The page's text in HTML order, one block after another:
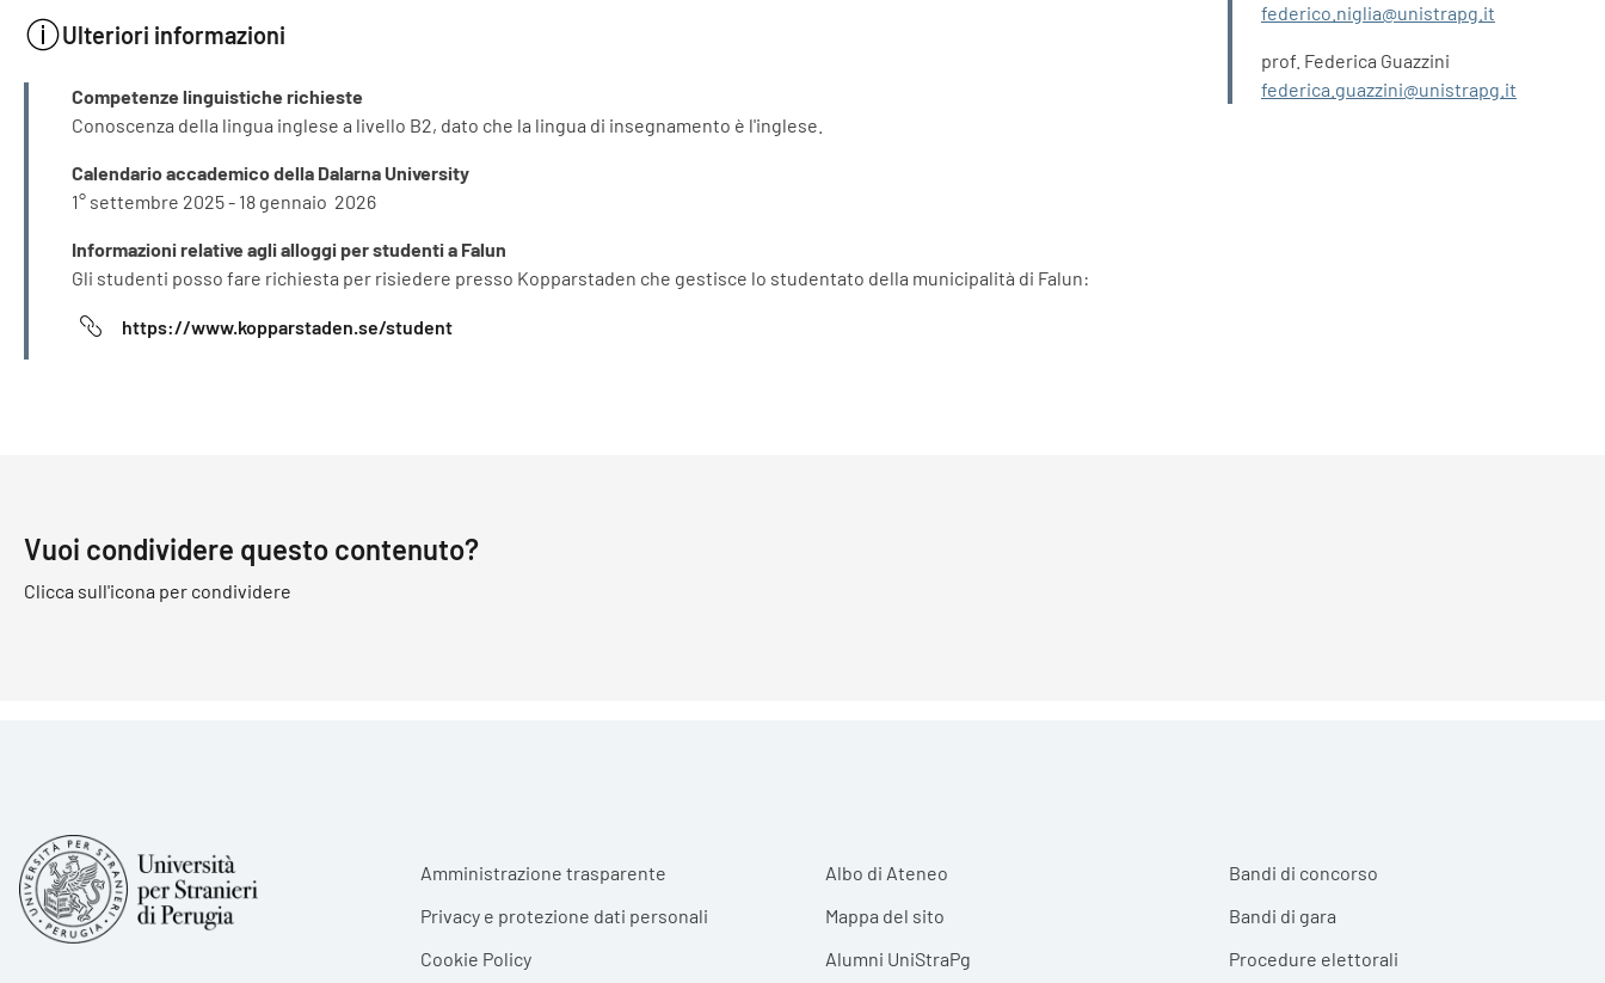
Ulteriori informazioni
INFORMAZIONI
Competenze linguistiche richieste
Conoscenza della lingua inglese a livello B2, dato che la lingua di insegnamento è l'inglese.
Calendario accademico della Dalarna University
1° settembre 2025 - 18 gennaio 2026
Informazioni relative agli alloggi per studenti a Falun
Gli studenti posso fare richiesta per risiedere presso Kopparstaden che gestisce lo studentato della municipalità di Falun:
https://www.kopparstaden.se/student
federico.niglia@unistrapg.it
prof. Federica Guazzini
federica.guazzini@unistrapg.it
Vuoi condividere questo contenuto?
Clicca sull'icona per condividere
Footer menu
Amministrazione trasparente
Privacy e protezione dati personali
Cookie Policy
Albo di Ateneo
Mappa del sito
Alumni UniStraPg
Bandi di concorso
Bandi di gara
Procedure elettorali